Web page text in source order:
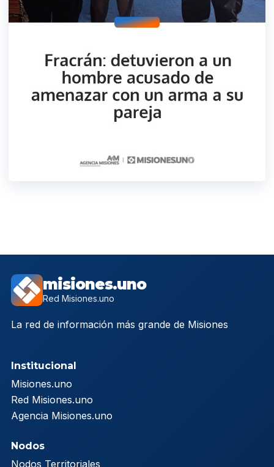
misiones.uno
Red Misiones.uno
La red de información más grande de Misiones
Institucional
Misiones.uno
Red Misiones.uno
Agencia Misiones.uno
Nodos
Nodos Territoriales